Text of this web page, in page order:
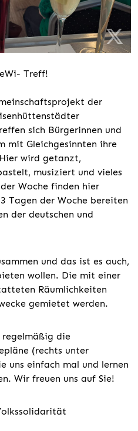
Treff!
der
sich Bürgerinnen und
mit Gleichgesinnten ihre
wird getanzt,
musiziert und vieles
Woche finden hier
Tagen der Woche bereiten
der deutschen und
und das ist es auch,
wollen. Die mit einer
Räumlichkeiten
gemietet werden.
regelmäßig die
(rechts unter
uns einfach mal und lernen
Wir freuen uns auf Sie!